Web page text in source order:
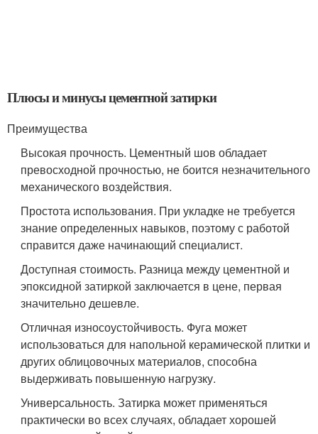
Плюсы и минусы цементной затирки
Преимущества
Высокая прочность. Цементный шов обладает
превосходной прочностью, не боится незначительного
механического воздействия.
Простота использования. При укладке не требуется
знание определенных навыков, поэтому с работой
справится даже начинающий специалист.
Доступная стоимость. Разница между цементной и
эпоксидной затиркой заключается в цене, первая
значительно дешевле.
Отличная износоустойчивость. Фуга может
использоваться для напольной керамической плитки и
других облицовочных материалов, способна
выдерживать повышенную нагрузку.
Универсальность. Затирка может применяться
практически во всех случаях, обладает хорошей